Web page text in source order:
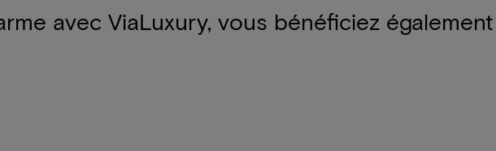
avec ViaLuxury, vous bénéficiez